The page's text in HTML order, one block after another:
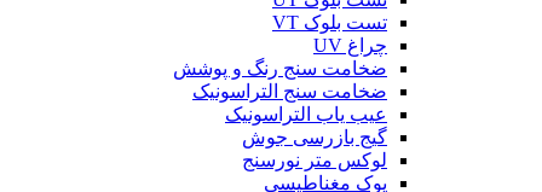
تست بلوک VT
چراغ UV
ضخامت سنج رنگ و پوشش
ضخامت سنج التراسونیک
عیب یاب التراسونیک
گیج بازرسی جوش
لوکس متر نورسنج
یوک مغناطیسی